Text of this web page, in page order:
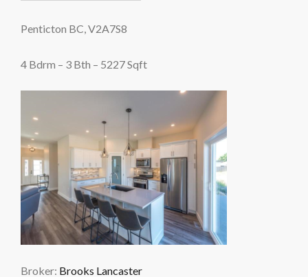
Penticton BC, V2A7S8
4 Bdrm – 3 Bth – 5227 Sqft
Broker: Brooks Lancaster